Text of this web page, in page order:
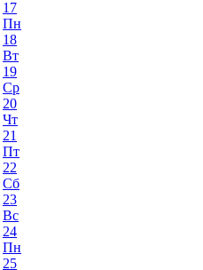
17
Пн
18
Вт
19
Ср
20
Чт
21
Пт
22
Сб
23
Вс
24
Пн
25